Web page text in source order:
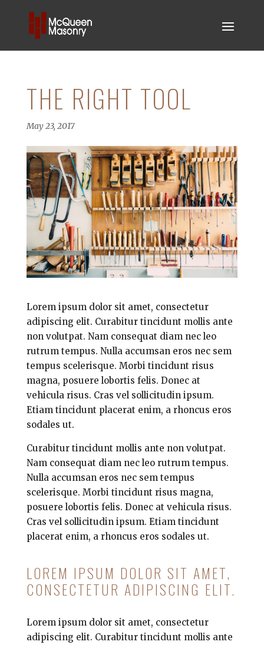
THE RIGHT TOOL
May 23, 2017
Lorem ipsum dolor sit amet, consectetur
adipiscing elit. Curabitur tincidunt mollis ante
non volutpat. Nam consequat diam nec leo
rutrum tempus. Nulla accumsan eros nec sem
tempus scelerisque. Morbi tincidunt risus
magna, posuere lobortis felis. Donec at
vehicula risus. Cras vel sollicitudin ipsum.
Etiam tincidunt placerat enim, a rhoncus eros
sodales ut.
Curabitur tincidunt mollis ante non volutpat.
Nam consequat diam nec leo rutrum tempus.
Nulla accumsan eros nec sem tempus
scelerisque. Morbi tincidunt risus magna,
posuere lobortis felis. Donec at vehicula risus.
Cras vel sollicitudin ipsum. Etiam tincidunt
placerat enim, a rhoncus eros sodales ut.
LOREM IPSUM DOLOR SIT AMET,
CONSECTETUR ADIPISCING ELIT.
Lorem ipsum dolor sit amet, consectetur
adipiscing elit. Curabitur tincidunt mollis ante